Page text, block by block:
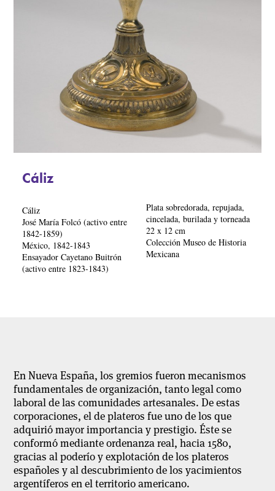
Cáliz
Cáliz
José María Folcó (activo entre
1842-1859)
México, 1842-1843
Ensayador Cayetano Buitrón
(activo entre 1823-1843)
Plata sobredorada, repujada,
cincelada, burilada y torneada
22 x 12 cm
Colección Museo de Historia
Mexicana
En Nueva España, los gremios fueron mecanismos
fundamentales de organización, tanto legal como
laboral de las comunidades artesanales. De estas
corporaciones, el de plateros fue uno de los que
adquirió mayor importancia y prestigio. Éste se
conformó mediante ordenanza real, hacia 1580,
gracias al poderío y explotación de los plateros
españoles y al descubrimiento de los yacimientos
argentíferos en el territorio americano.